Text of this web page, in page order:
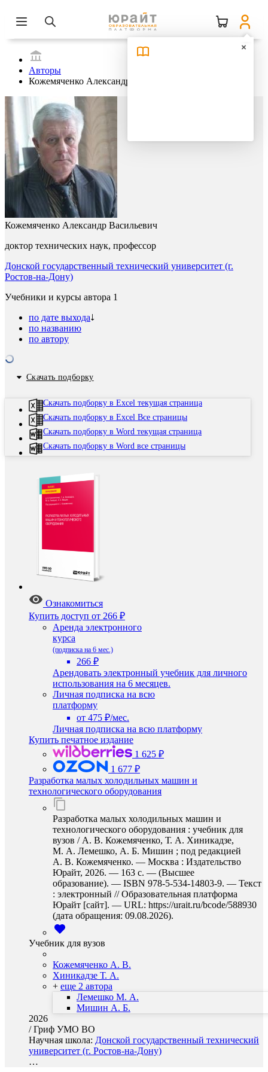
Авторы
Кожемяченко Александр Васильевич
Кожемяченко Александр Васильевич
доктор технических наук, профессор
Донской государственный технический университет (г.
Ростов-на-Дону)
Учебники и курсы автора 1
по дате выхода
по названию
по автору
Скачать подборку
Скачать подборку в Excel текущая страница
Скачать подборку в Excel Все страницы
Скачать подборку в Word текущая страница
Скачать подборку в Word все страницы
Ознакомиться
Купить доступ от 266 ₽
Аренда электронного
курса
(подписка на 6 мес.)
266 ₽
Арендовать электронный учебник для личного
использования на 6 месяцев.
Личная подписка на всю
платформу
от 475 ₽/мес.
Личная подписка на всю платформу
Купить печатное издание
1 625 ₽
1 677 ₽
Разработка малых холодильных машин и
технологического оборудования
Разработка малых холодильных машин и
технологического оборудования : учебник для
вузов / А. В. Кожемяченко, Т. А. Хиникадзе,
М. А. Лемешко, А. Б. Мишин ; под редакцией
А. В. Кожемяченко. — Москва : Издательство
Юрайт, 2026. — 163 с. — (Высшее
образование). — ISBN 978-5-534-14803-9. — Текст
: электронный // Образовательная платформа
Юрайт [сайт]. — URL: https://urait.ru/bcode/588930
(дата обращения: 09.08.2026).
Учебник для вузов
Кожемяченко А. В.
Хиникадзе Т. А.
+ еще 2 автора
Лемешко М. А.
Мишин А. Б.
2026
/Гриф УМО ВО
Научная школа: Донской государственный технический
университет (г. Ростов-на-Дону)
…